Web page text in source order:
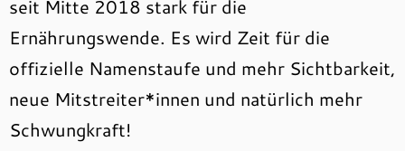
seit Mitte 2018 stark für die
Ernährungswende. Es wird Zeit für die
offizielle Namenstaufe und mehr Sichtbarkeit,
neue Mitstreiter*innen und natürlich mehr
Schwungkraft!